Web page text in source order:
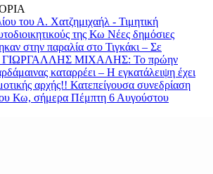
του Α. Χατζημιχαήλ - Τιμητική
της Κω Νέες δημόσιες
στην παραλία στο Τιγκάκι – Σε
ΓΙΩΡΓΑΛΛΗΣ ΜΙΧΑΛΗΣ: Το πρώην
καταρρέει – Η εγκατάλειψη έχει
αρχής!! Κατεπείγουσα συνεδρίαση
Κω, σήμερα Πέμπτη 6 Αυγούστου